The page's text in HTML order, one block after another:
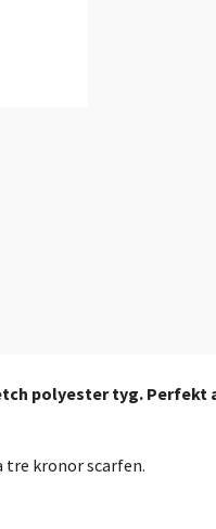
polyester tyg. Perfekt
tre kronor scarfen.